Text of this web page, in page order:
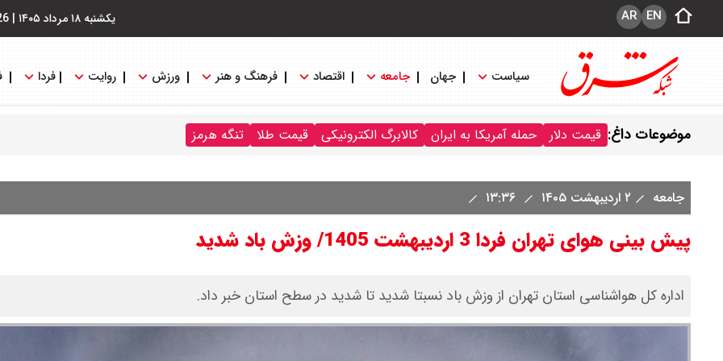
یکشنبه ۱۸ مرداد ۱۴۰۵ | EN
AR
سیاست جهان جامعه اقتصاد فرهنگ و هنر ورزش روایت فردا
موضوعات داغ: قیمت دلار حمله آمریکا به ایران کالابرگ الکترونیکی قیمت طلا تنگه هرمز
جامعه ۲ اردیبهشت ۱۴۰۵
پیش بینی هوای تهران فردا 3 اردیبهشت 1405/ وزش باد شدید
اداره کل هواشناسی استان تهران از وزش باد نسبتا شدید تا شدید در سطح استان خبر داد.